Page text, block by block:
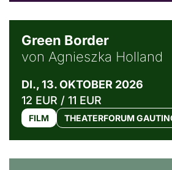
Green Border
von Agnieszka Holland
DI., 13. OKTOBER 2026
12 EUR / 11 EUR
FILM THEATERFORUM